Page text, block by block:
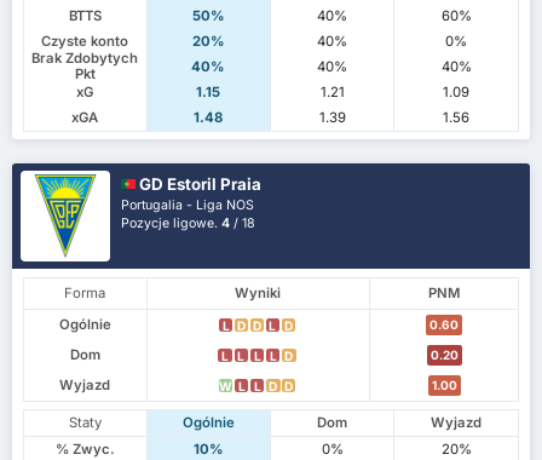
BTTS
50% 40%
60%
Czyste konto
20% 40%
0%
Brak Zdobytych
Pkt
40% 40%
40%
xG
1.15 1.21
1.09
xGA
1.48 1.39 1.56
GD Estoril Praia
Portugalia - Liga NOS
Pozycje ligowe.4 / 18
Forma Wyniki
PNM
Ogólnie
L D D L D 0.60
Dom L L L L D 0.20
Wyjazd W L L D D 1.00
Staty Ogólnie Dom
Wyjazd
% Zwyc.
10% 0%
20%